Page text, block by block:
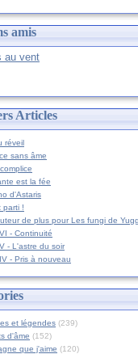
amis
au vent
Articles
réveil
sans âme
est la fée
d'Astaris
parti !
de plus pour Les fungi de
- Continuité
- L'astre du soir
- Pris à nouveau
et légendes (239)
d'âme (152)
que j'aime (120)